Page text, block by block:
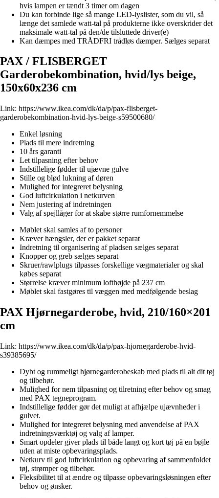
hvis lampen er tændt 3 timer om dagen
Du kan forbinde lige så mange LED-lyslister, som du vil, så
længe det samlede watt-tal på produkterne ikke overskrider det
maksimale watt-tal på den/de tilsluttede driver(e)
Kan dæmpes med TRÅDFRI trådløs dæmper. Sælges separat
PAX / FLISBERGET
Garderobekombination, hvid/lys beige,
150x60x236 cm
Link: https://www.ikea.com/dk/da/p/pax-flisberget-
garderobekombination-hvid-lys-beige-s59500680/
Enkel løsning
Plads til mere indretning
10 års garanti
Let tilpasning efter behov
Indstillelige fødder til ujævne gulve
Stille og blød lukning af døren
Mulighed for integreret belysning
God luftcirkulation i netkurven
Nem justering af indretningen
Valg af spejllåger for at skabe større rumfornemmelse
Møblet skal samles af to personer
Kræver hængsler, der er pakket separat
Indretning til organisering af pladsen sælges separat
Knopper og greb sælges separat
Skruer/rawlplugs tilpasses forskellige vægmaterialer og skal
købes separat
Størrelse kræver minimum lofthøjde på 237 cm
Møblet skal fastgøres til væggen med medfølgende beslag
PAX Hjørnegarderobe, hvid, 210/160×201
cm
Link: https://www.ikea.com/dk/da/p/pax-hjornegarderobe-hvid-
s39385695/
Dybt og rummeligt hjørnegarderobeskab med plads til alt dit tøj
og tilbehør.
Mulighed for nem tilpasning og tilretning efter behov og smag
med PAX tegneprogram.
Indstillelige fødder gør det muligt at afhjælpe ujævnheder i
gulvet.
Mulighed for integreret belysning med anvendelse af PAX
indretningsværktøj og valg af lamper.
Smart opdeler giver plads til både langt og kort tøj på en bøjle
uden at miste opbevaringsplads.
Netkurv til god luftcirkulation og opbevaring af sammenfoldet
tøj, strømper og tilbehør.
Fleksibilitet til at ændre og tilpasse opbevaringsløsningen efter
behov og ønsker.